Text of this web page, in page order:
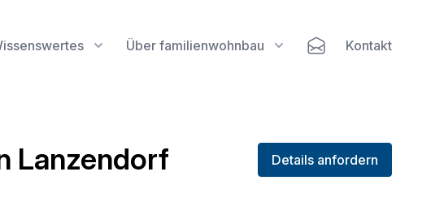
Über familienwohnbau Kontakt
Lanzendorf Details anfordern